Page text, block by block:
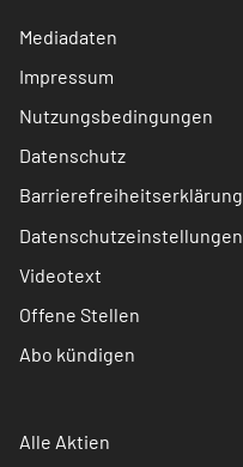
Mediadaten
Impressum
Nutzungsbedingungen
Datenschutz
Barrierefreiheitserklärung
Datenschutzeinstellungen
Videotext
Offene Stellen
Abo kündigen
Alle Aktien